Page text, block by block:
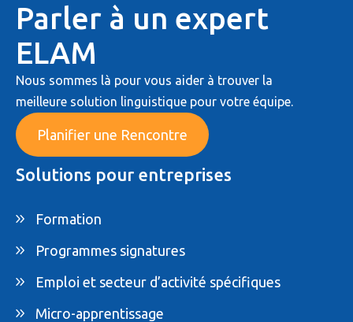
Parler à un expert
ELAM
Nous sommes là pour vous aider à trouver la
meilleure solution linguistique pour votre équipe.
Planifier une Rencontre
Solutions pour entreprises
Formation
Programmes signatures
Emploi et secteur d’activité spécifiques
Micro-apprentissage